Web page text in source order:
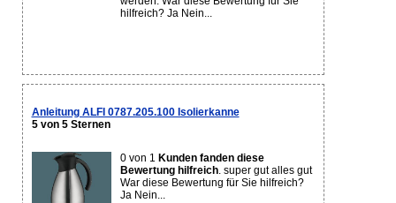
hilfreich? Ja Nein...
Anleitung ALFI 0787.205.100 Isolierkanne
5 von 5 Sternen
0 von 1 Kunden fanden diese
Bewertung hilfreich. super gut alles gut
War diese Bewertung für Sie hilfreich?
Ja Nein...